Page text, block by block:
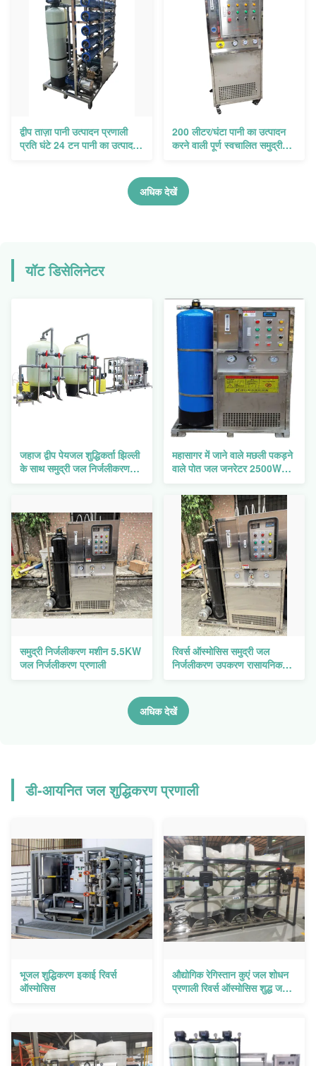
द्वीप ताज़ा पानी उत्पादन प्रणाली
प्रति घंटे 24 टन पानी का उत्पादन
200 लीटर/घंटा पानी का उत्पादन
करने वाली पूर्ण स्वचालित समुद्री
अधिक देखें
यॉट डिसेलिनेटर
जहाज द्वीप पेयजल शुद्धिकर्ता झिल्ली
के साथ समुद्री जल निर्जलीकरण
महासागर में जाने वाले मछली पकड़ने
वाले पोत जल जनरेटर 2500W
समुद्री निर्जलीकरण मशीन 5.5KW
जल निर्जलीकरण प्रणाली
रिवर्स ऑस्मोसिस समुद्री जल
निर्जलीकरण उपकरण रासायनिक
अधिक देखें
डी-आयनित जल शुद्धिकरण प्रणाली
भूजल शुद्धिकरण इकाई रिवर्स
ऑस्मोसिस
औद्योगिक रेगिस्तान कुएं जल शोधन
प्रणाली रिवर्स ऑस्मोसिस शुद्ध जल